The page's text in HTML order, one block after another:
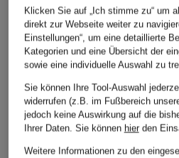
Klicken Sie auf „Ich stimme zu“ um
direkt zur Webseite weiter zu
Einstellungen“, um eine detaillierte
Kategorien und eine Übersicht der
sowie eine individuelle Auswahl zu
Sie können Ihre Tool-Auswahl
widerrufen (z.B. im Fußbereich
jedoch keine Auswirkung auf die
Ihrer Daten. Sie können hierden
Weitere Informationen zu den